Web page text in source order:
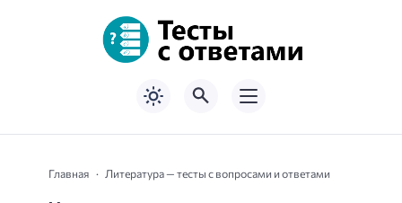
Главная Литература — тесты с вопросами и ответами